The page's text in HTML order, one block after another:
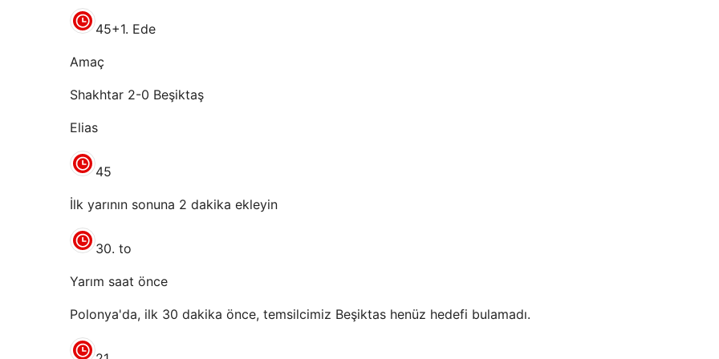
45+1. Ede
Amaç
Shakhtar 2-0 Beşiktaş
Elias
45
İlk yarının sonuna 2 dakika ekleyin
30. to
Yarım saat önce
Polonya'da, ilk 30 dakika önce, temsilcimiz Beşiktas henüz hedefi bulamadı.